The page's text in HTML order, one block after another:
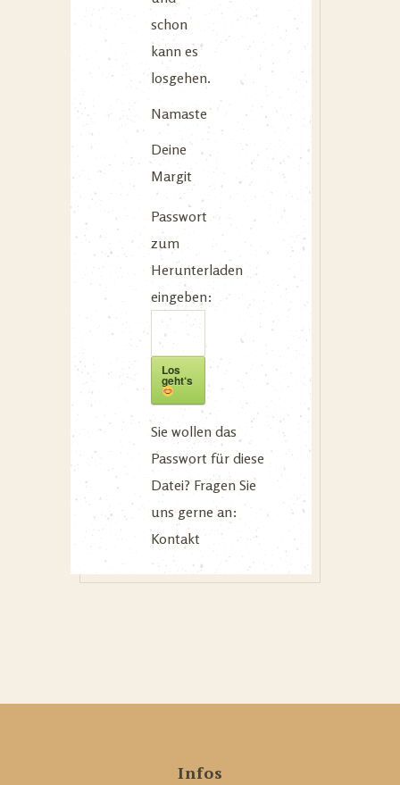
schon
kann es
losgehen.
Namaste
Deine
Margit
Passwort
zum
Herunterladen
eingeben:
Los
geht‘s
Sie wollen das
Passwort für diese
Datei? Fragen Sie
uns gerne an:
Kontakt
Infos